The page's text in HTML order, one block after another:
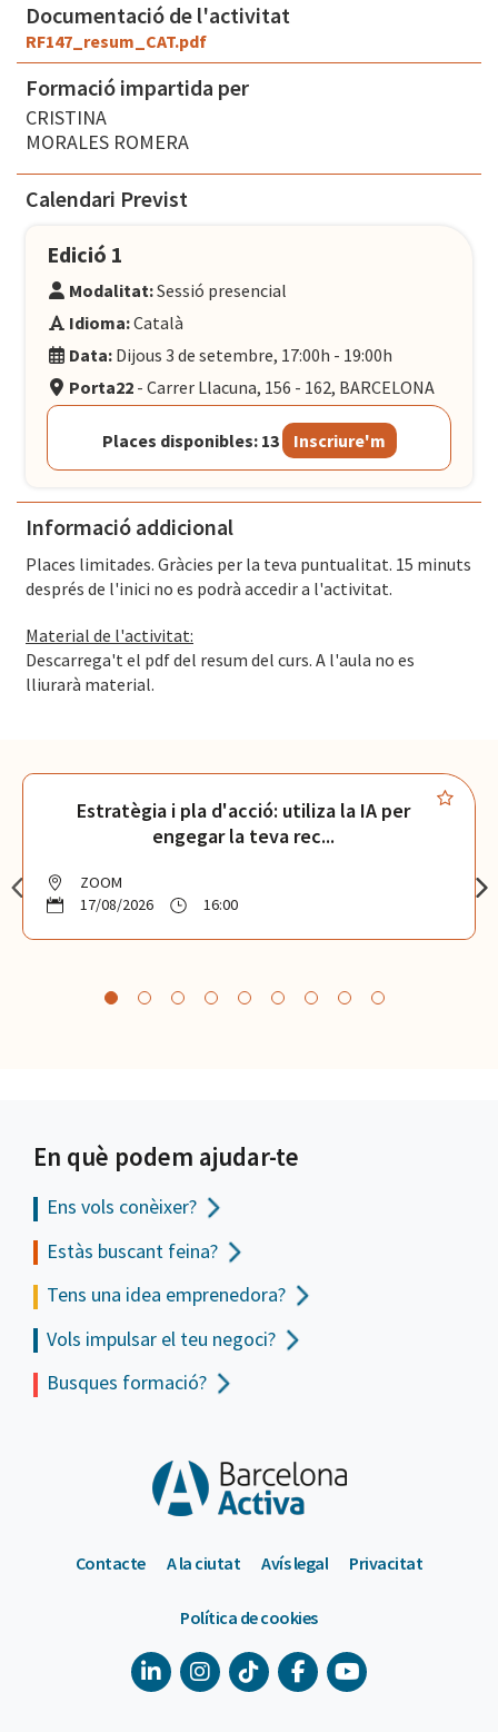
Documentació de l'activitat
RF147_resum_CAT.pdf
Formació impartida per
CRISTINA
MORALES ROMERA
Calendari Previst
Edició 1
Modalitat:Sessió presencial
Idioma:Català
Data: Dijous 3 de setembre, 17:00h - 19:00h
Porta22 - Carrer Llacuna, 156 - 162, BARCELONA
Places disponibles: 13 Inscriure'm
Informació addicional
Places limitades. Gràcies per la teva puntualitat. 15 minuts
després de l'inici no es podrà accedir a l'activitat.
Material de l'activitat:
Descarrega't el pdf del resum del curs. A l'aula no es
lliurarà material.
Estratègia i pla d'acció: utiliza la IA per
engegar la teva rec...
ZOOM
17/08/2026
16:00
En què podem ajudar-te
Ens vols conèixer?
Estàs buscant feina?
Tens una idea emprenedora?
Vols impulsar el teu negoci?
Busques formació?
Contacte A la ciutat Avís legal Privacitat
Política de cookies